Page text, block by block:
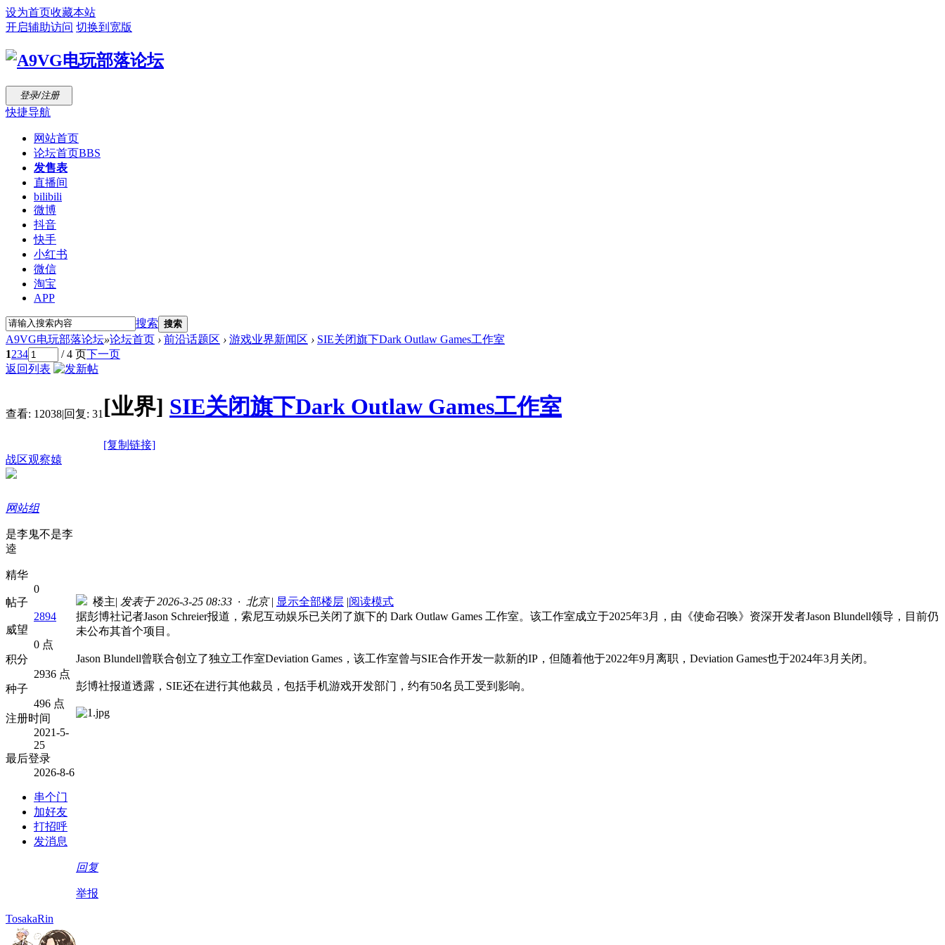
设为首页收藏本站
开启辅助访问 切换到宽版
登录/注册
快捷导航
网站首页
论坛首页BBS
发售表
直播间
bilibili
微博
抖音
快手
小红书
微信
淘宝
APP
搜索 搜索
A9VG电玩部落论坛»论坛首页 › 前沿话题区 › 游戏业界新闻区 › SIE关闭旗下Dark Outlaw Games工作室
1234 / 4 页下一页
返回列表
查看: 12038|回复: 31 [业界] SIE关闭旗下Dark Outlaw Games工作室
[复制链接]
战区观察媴
网站组
是李鬼不是李
逵
精华
0
帖子
2894
威望
0 点
积分
2936 点
种子
496 点
注册时间
2021-5-
25
最后登录
2026-8-6
串个门
加好友
打招呼
发消息
楼主| 发表于 2026-3-25 08:33 · 北京 | 显示全部楼层 |阅读模式
据彭博社记者Jason Schreier报道，索尼互动娱乐已关闭了旗下的 Dark Outlaw Games 工作室。该工作室成立于2025年3月，由《使命召唤》资深开发者Jason Blundell领导，目前仍
未公布其首个项目。
Jason Blundell曾联合创立了独立工作室Deviation Games，该工作室曾与SIE合作开发一款新的IP，但随着他于2022年9月离职，Deviation Games也于2024年3月关闭。
彭博社报道透露，SIE还在进行其他裁员，包括手机游戏开发部门，约有50名员工受到影响。
回复
举报
TosakaRin